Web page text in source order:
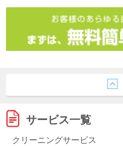
サービス一覧
クリーニングサービス